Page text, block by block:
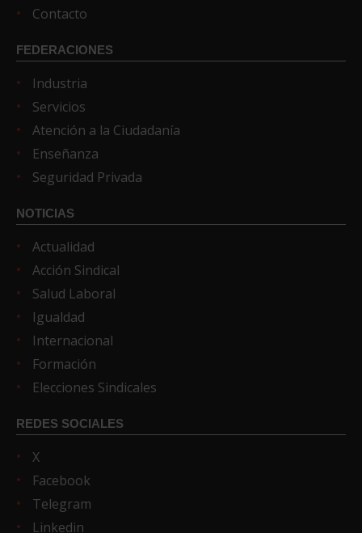
Contacto
FEDERACIONES
Industria
Servicios
Atención a la Ciudadanía
Enseñanza
Seguridad Privada
NOTICIAS
Actualidad
Acción Sindical
Salud Laboral
Igualdad
Internacional
Formación
Elecciones Sindicales
REDES SOCIALES
X
Facebook
Telegram
Linkedin